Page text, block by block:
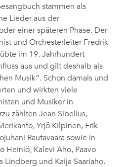
stammen als
Lieder aus der
einer späteren Phase. Der
und Orchesterleiter Fredrik
im 19. Jahrhundert
aus und gilt deshalb als
Musik“. Schon damals und
und wirkten viele
und Musiker in
zählten Jean Sibelius,
Yrjö Kilpinen, Erik
Rautavaara sowie in
Heiniö, Kalevi Aho, Paavo
Lindberg und Kaija Saariaho.